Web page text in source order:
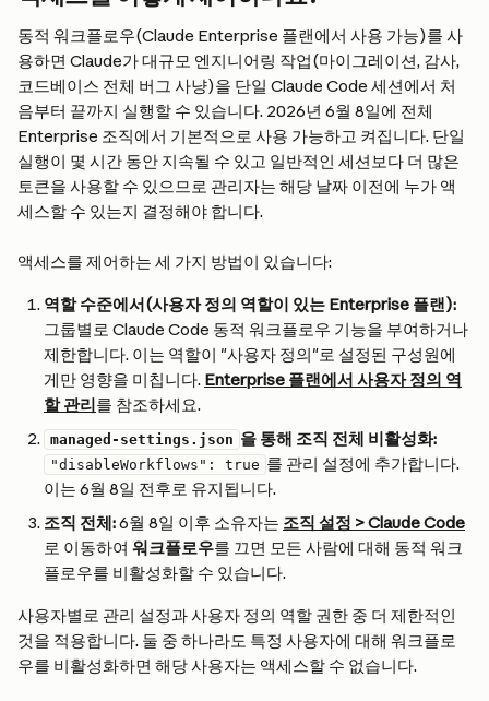
동적 워크플로우(Claude Enterprise 플랜에서 사용 가능)를 사
용하면 Claude가 대규모 엔지니어링 작업(마이그레이션, 감사,
코드베이스 전체 버그 사냥)을 단일 Claude Code 세션에서 처
음부터 끝까지 실행할 수 있습니다. 2026년 6월 8일에 전체
Enterprise 조직에서 기본적으로 사용 가능하고 켜집니다. 단일
실행이 몇 시간 동안 지속될 수 있고 일반적인 세션보다 더 많은
토큰을 사용할 수 있으므로 관리자는 해당 날짜 이전에 누가 액
세스할 수 있는지 결정해야 합니다.
액세스를 제어하는 세 가지 방법이 있습니다:
역할 수준에서(사용자 정의 역할이 있는 Enterprise 플랜):
그룹별로 Claude Code 동적 워크플로우 기능을 부여하거나
제한합니다. 이는 역할이 "사용자 정의"로 설정된 구성원에
게만 영향을 미칩니다. Enterprise 플랜에서 사용자 정의 역
할 관리를 참조하세요.
managed-settings.json 을 통해 조직 전체 비활성화:
"disableWorkflows": true 를 관리 설정에 추가합니다.
이는 6월 8일 전후로 유지됩니다.
조직 전체: 6월 8일 이후 소유자는 조직 설정 > Claude Code
로 이동하여 워크플로우를 끄면 모든 사람에 대해 동적 워크
플로우를 비활성화할 수 있습니다.
사용자별로 관리 설정과 사용자 정의 역할 권한 중 더 제한적인
것을 적용합니다. 둘 중 하나라도 특정 사용자에 대해 워크플로
우를 비활성화하면 해당 사용자는 액세스할 수 없습니다.